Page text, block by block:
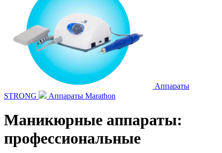
Аппараты
STRONG
Аппараты Marathon
Маникюрные аппараты:
профессиональные